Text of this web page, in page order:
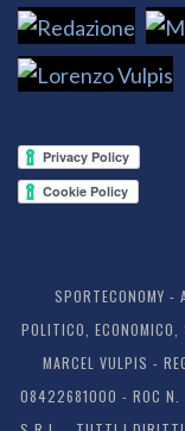
SPORTECONOMY -
POLITICO,
MARCEL VULPIS -
08422681000 - ROC N.